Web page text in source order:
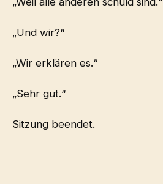
„Und wir?“
„Wir erklären es.“
„Sehr gut.“
Sitzung beendet.